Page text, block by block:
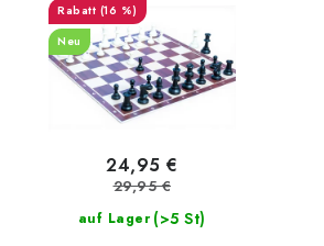
(16 %)
Neu
auf Lager (>5 St)
24,95 €
29,95 €